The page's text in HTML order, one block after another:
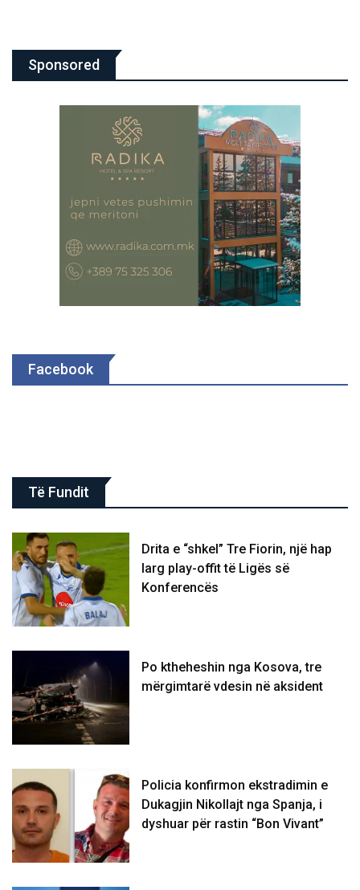
Sponsored
Facebook
Të Fundit
Drita e “shkel” Tre Fiorin, një hap
larg play-offit të Ligës së
Konferencës
Po ktheheshin nga Kosova, tre
mërgimtarë vdesin në aksident
Policia konfirmon ekstradimin e
Dukagjin Nikollajt nga Spanja, i
dyshuar për rastin “Bon Vivant”